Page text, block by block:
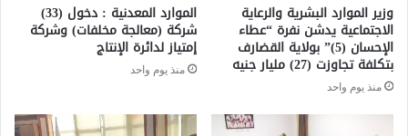
وزير الموارد البشرية والرعاية
الاجتماعية يدشن نفرة “عطاء
الإحسان (5)” بولاية القضارف
بتكلفة تجاوزت (27) مليار جنيه
منذ يوم واحد
الموارد المعدنية : دخول (33)
شركة (معالجة مخلفات) وشركة
إمتياز لدائرة الإنتاج
منذ يوم واحد